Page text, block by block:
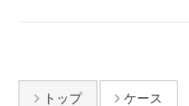
トップ ケース